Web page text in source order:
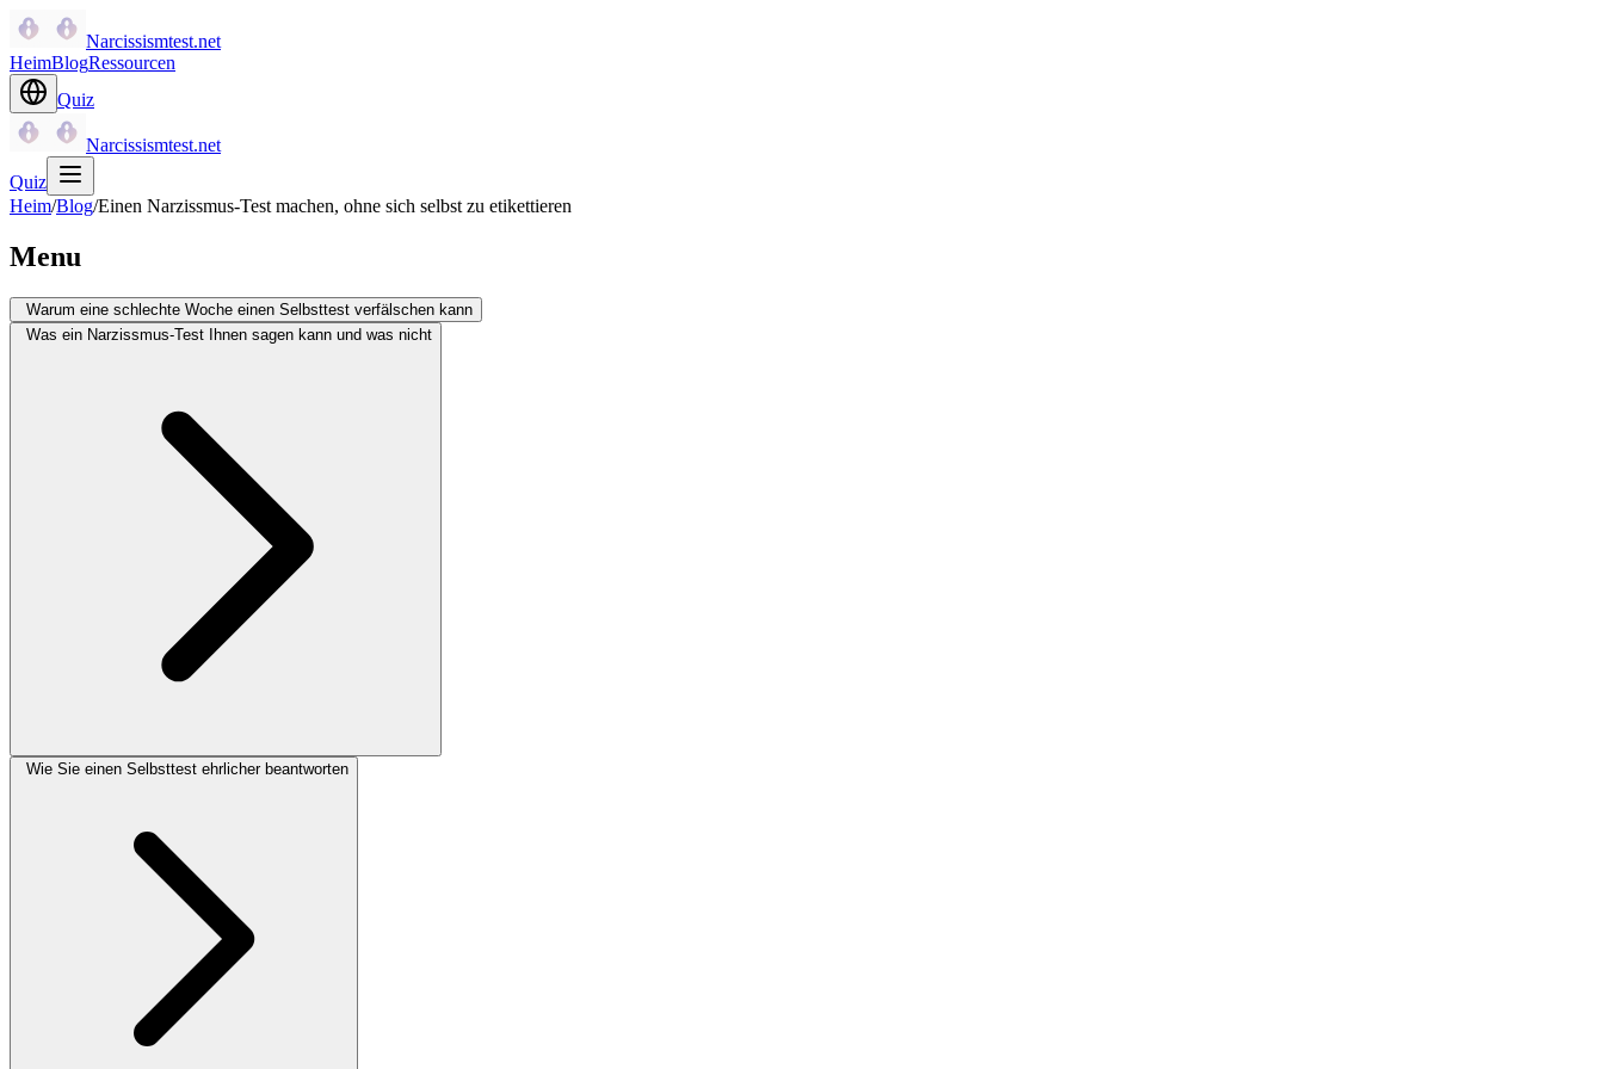
Narcissismtest.net
HeimBlogRessourcen
Quiz
Narcissismtest.net
Quiz
Heim/Blog/Einen Narzissmus-Test machen, ohne sich selbst zu etikettieren
Menu
Warum eine schlechte Woche einen Selbsttest verfälschen kann
Was ein Narzissmus-Test Ihnen sagen kann und was nicht
Wie Sie einen Selbsttest ehrlicher beantworten